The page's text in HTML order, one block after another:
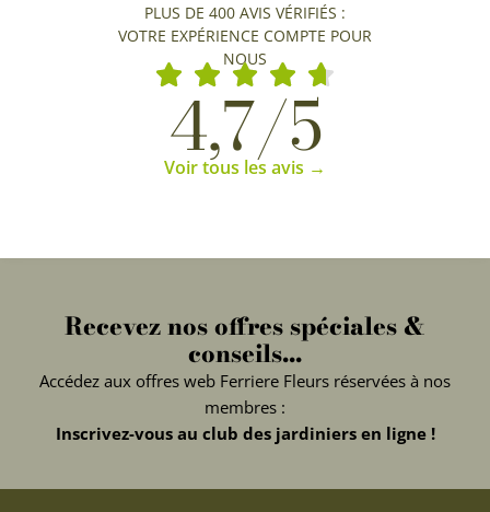
PLUS DE 400 AVIS VÉRIFIÉS :
VOTRE EXPÉRIENCE COMPTE POUR
NOUS
4,7/5
Voir tous les avis →
Recevez nos offres spéciales &
conseils...
Accédez aux offres web Ferriere Fleurs réservées à nos
membres :
Inscrivez-vous au club des jardiniers en ligne !